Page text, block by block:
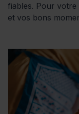
fiables. Pour votre
et vos bons